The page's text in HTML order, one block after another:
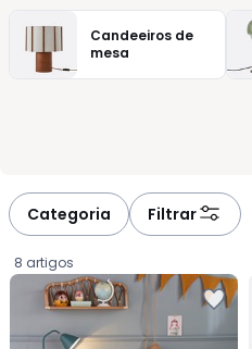
Candeeiros de
mesa
Categoria Filtrar
8 artigos